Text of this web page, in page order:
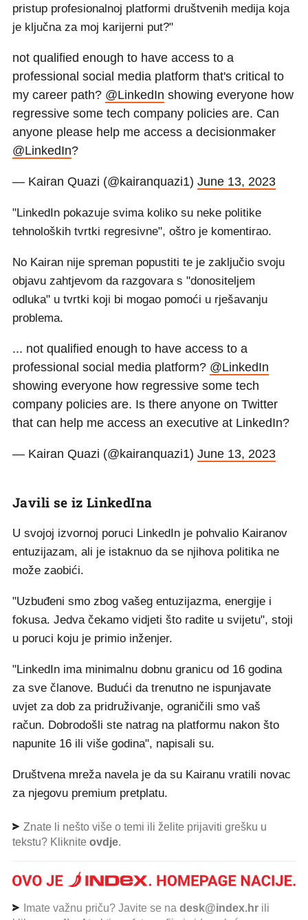
pristup profesionalnoj platformi društvenih medija koja
je ključna za moj karijerni put?"
not qualified enough to have access to a
professional social media platform that's critical to
my career path? @LinkedIn showing everyone how
regressive some tech company policies are. Can
anyone please help me access a decisionmaker
@LinkedIn?
— Kairan Quazi (@kairanquazi1) June 13, 2023
"LinkedIn pokazuje svima koliko su neke politike
tehnoloških tvrtki regresivne", oštro je komentirao.
No Kairan nije spreman popustiti te je zaključio svoju
objavu zahtjevom da razgovara s "donositeljem
odluka" u tvrtki koji bi mogao pomoći u rješavanju
problema.
... not qualified enough to have access to a
professional social media platform? @LinkedIn
showing everyone how regressive some tech
company policies are. Is there anyone on Twitter
that can help me access an executive at LinkedIn?
— Kairan Quazi (@kairanquazi1) June 13, 2023
Javili se iz LinkedIna
U svojoj izvornoj poruci LinkedIn je pohvalio Kairanov
entuzijazam, ali je istaknuo da se njihova politika ne
može zaobići.
"Uzbuđeni smo zbog vašeg entuzijazma, energije i
fokusa. Jedva čekamo vidjeti što radite u svijetu", stoji
u poruci koju je primio inženjer.
"LinkedIn ima minimalnu dobnu granicu od 16 godina
za sve članove. Budući da trenutno ne ispunjavate
uvjet za dob za pridruživanje, ograničili smo vaš
račun. Dobrodošli ste natrag na platformu nakon što
napunite 16 ili više godina", napisali su.
Društvena mreža navela je da su Kairanu vratili novac
za njegovu premium pretplatu.
Znate li nešto više o temi ili želite prijaviti grešku u
tekstu? Kliknite ovdje.
Imate važnu priču? Javite se na desk@index.hr ili